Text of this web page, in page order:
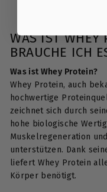
WAS IST WHEY
BRAUCHE ICH
Was ist Whey Protein?
Whey Protein, auch
hochwertige
zeichnet sich durch
hohe biologische
Muskelregeneration
unterstützen. Dank
liefert Whey Protein
Körper benötigt.